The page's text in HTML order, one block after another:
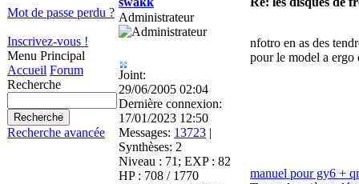
Mot de passe perdu ?
Inscrivez-vous !
Menu Principal
Accueil Forum
Recherche
Recherche avancée
Administrateur
Joint:
29/06/2005 02:04
Dernière connexion:
17/01/2023 12:50
Messages: 13723 |
Synthèses: 2
Niveau : 71; EXP : 82
HP : 708 / 1770
nfotro en as des
pour le model a ergo
manuel pour gy6 +